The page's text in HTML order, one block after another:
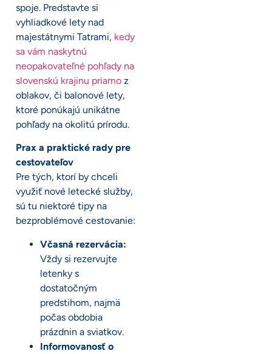
spoje. Predstavte si
vyhliadkové lety nad
majestátnymi Tatrami, kedy
sa vám naskytnú
neopakovateľné pohľady na
slovenskú krajinu priamo z
oblakov, či balonové lety,
ktoré ponúkajú unikátne
pohľady na okolitú prírodu.
Prax a praktické rady pre
cestovateľov
Pre tých, ktorí by chceli
využiť nové letecké služby,
sú tu niektoré tipy na
bezproblémové cestovanie:
Včasná rezervácia:
Vždy si rezervujte
letenky s
dostatočným
predstihom, najmä
počas obdobia
prázdnin a sviatkov.
Informovanosť o